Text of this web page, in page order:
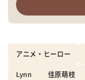
アニメ・ヒーロー
Lynn 佳原萌枝